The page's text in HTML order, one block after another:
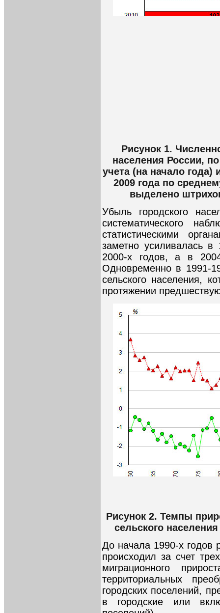
Рисунок 1.
населения России,
учета (на начало года)
2009 года по
выделено
Убыль городского
систематического
статистическими
заметно усиливалась
2000-х годов, а в
Одновременно в 1991-
сельского населения,
протяжении
Рисунок 2. Темпы
сельского
До начала 1990-х годов
происходил за счет
миграционного
территориальных
городских поселений,
в городские или